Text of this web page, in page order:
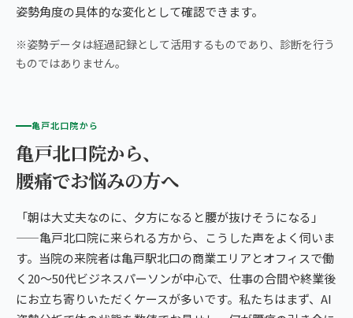
姿勢角度の具体的な変化として確認できます。
※姿勢データは経過記録として活用するものであり、診断を行う
ものではありません。
亀戸北口院から
亀戸北口院から、
腰痛でお悩みの方へ
「朝は大丈夫なのに、夕方になると腰が抜けそうになる」
——亀戸北口院に来られる方から、こうした声をよく伺いま
す。当院の来院者は亀戸駅北口の商業エリアとオフィスで働
く20〜50代ビジネスパーソンが中心で、仕事の合間や終業後
にお立ち寄りいただくケースが多いです。私たちはまず、AI